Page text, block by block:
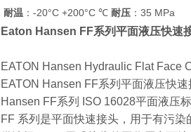
耐温 ：-20°C +200°C ℃ 耐压 ：35 MPa
Eaton Hansen FF系列平面液压快速
EATON Hansen Hydraulic Flat Face
EATON Hansen FF系列平面液压快速
Hansen FF系列 ISO 16028平面液压
FF 系列是平面快速接头，用于有污